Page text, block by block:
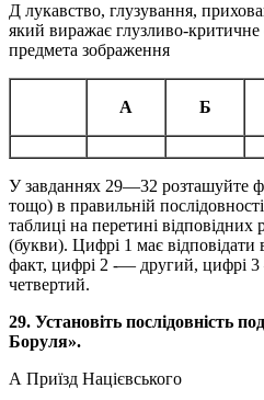
Д лукавство, глузування,
який виражає глузливо-
предмета зображення
А Б
У завданнях 29—32 розташуйте
тощо) в правильній
таблиці на перетині
(букви). Цифрі 1 має
факт, цифрі 2 -— другий, цифрі
четвертий.
29. Установіть послідовність
Боруля».
А Приїзд Націєвського